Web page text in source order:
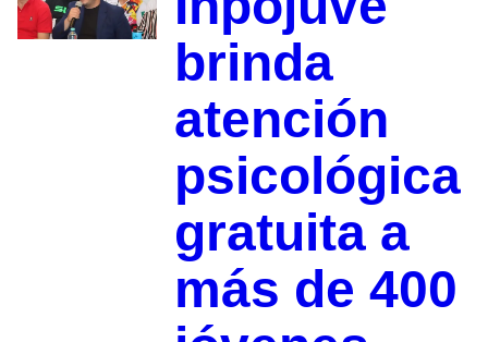
brinda
atención
psicológica
gratuita a
más de 400